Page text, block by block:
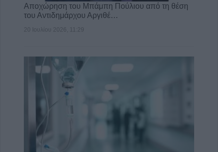
Αποχώρηση του Μπάμπη Πούλιου από τη θέση
του Αντιδημάρχου Αργιθέ…
20 Ιουλίου 2026, 11:29